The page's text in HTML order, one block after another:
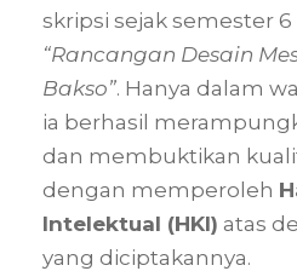
skripsi sejak semester
“Rancangan Desain
Bakso”. Hanya dalam
ia berhasil
dan membuktikan
dengan memperoleh
Intelektual (HKI) atas
yang diciptakannya.